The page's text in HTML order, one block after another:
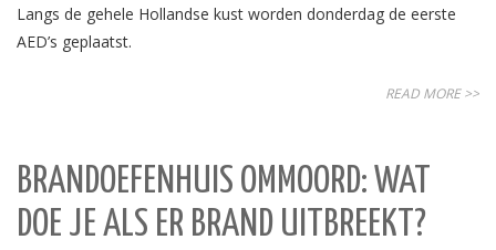
Langs de gehele Hollandse kust worden donderdag de eerste
AED’s geplaatst.
READ MORE >>
BRANDOEFENHUIS OMMOORD: WAT
DOE JE ALS ER BRAND UITBREEKT?